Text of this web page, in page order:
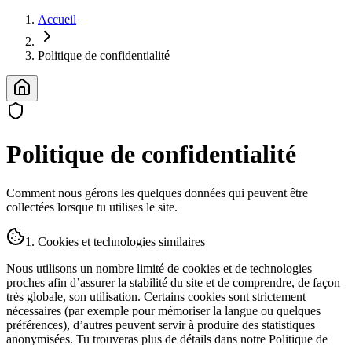
Accueil
Politique de confidentialité
Politique de confidentialité
Comment nous gérons les quelques données qui peuvent être
collectées lorsque tu utilises le site.
1. Cookies et technologies similaires
Nous utilisons un nombre limité de cookies et de technologies
proches afin d’assurer la stabilité du site et de comprendre, de façon
très globale, son utilisation. Certains cookies sont strictement
nécessaires (par exemple pour mémoriser la langue ou quelques
préférences), d’autres peuvent servir à produire des statistiques
anonymisées. Tu trouveras plus de détails dans notre Politique de